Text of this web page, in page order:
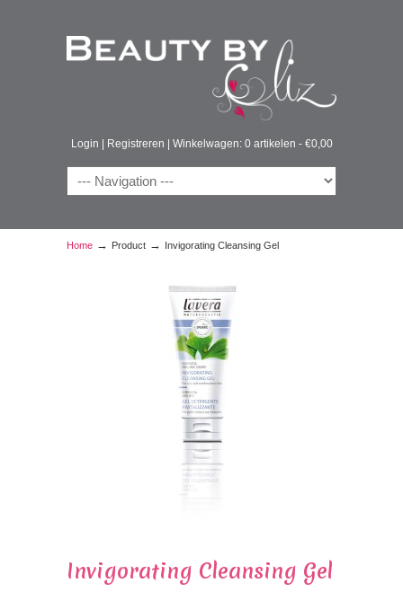
Login Registreren Winkelwagen: 0 artikelen - €0,00
Home → Product → Invigorating Cleansing Gel
Invigorating Cleansing Gel